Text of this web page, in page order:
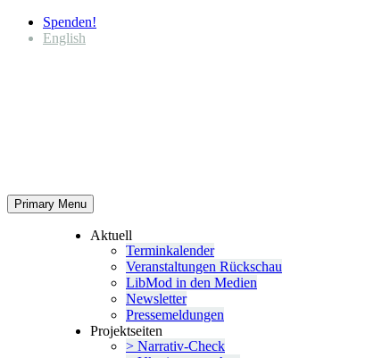
Spenden!
English
Primary Menu
Aktuell
Termin­ka­lender
Veran­stal­tungen Rückschau
LibMod in den Medien
Newsletter
Presse­mel­dungen
Projekt­seiten
> Narrativ-Check